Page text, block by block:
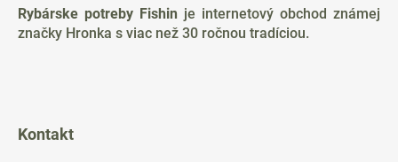
Rybárske potreby Fishin je internetový obchod známej
značky Hronka s viac než 30 ročnou tradíciou.
Kontakt